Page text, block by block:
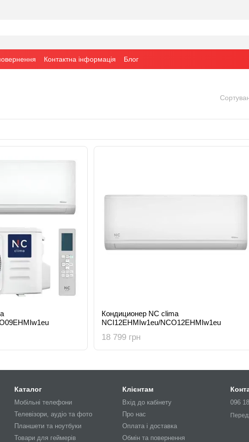
Контактна інформація Блог
Кондиционер NC clima
NCI12EHMIw1eu/NCO12EHMIw1eu
18 799 грн
Каталог
Мобільні телефони
Телевізори, аудіо та фото
Планшети та ноутбуки
Товари для геймерів
Клієнтам
Вхід до кабінету
Про нас
Оплата і доставка
Обмін та повернення
096